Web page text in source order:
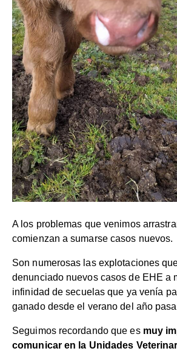
A los problemas que venimos
comienzan a sumarse casos nuevos.
Son numerosas las explotaciones
denunciado nuevos casos de EHE a
infinidad de secuelas que ya venía
ganado desde el verano del año
Seguimos recordando que es muy
comunicar en la Unidades